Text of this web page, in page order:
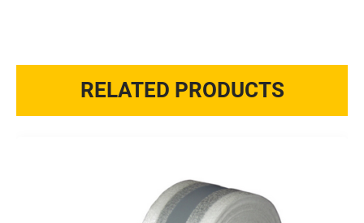
RELATED PRODUCTS